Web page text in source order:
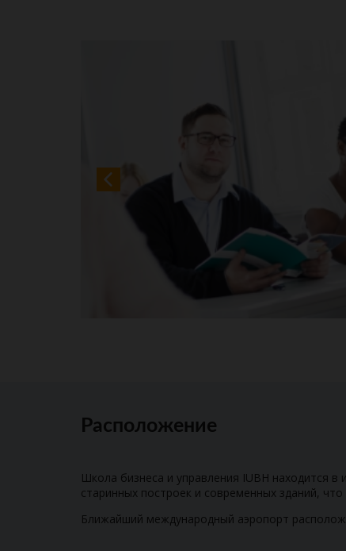
Расположение
Школа бизнеса и управления IUBH находится
старинных построек и современных зданий,
Ближайший международный аэропорт